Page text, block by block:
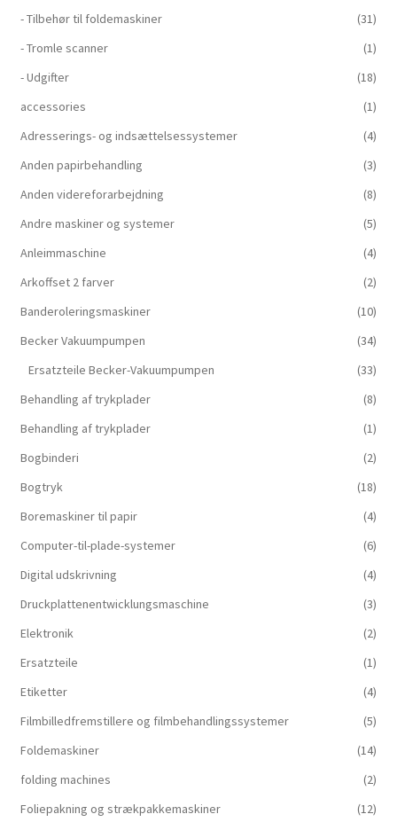
- Tilbehør til foldemaskiner
(31)
- Tromle scanner
(1)
- Udgifter
(18)
accessories
(1)
Adresserings- og indsættelsessystemer
(4)
Anden papirbehandling
(3)
Anden videreforarbejdning
(8)
Andre maskiner og systemer
(5)
Anleimmaschine
(4)
Arkoffset 2 farver
(2)
Banderoleringsmaskiner
(10)
Becker Vakuumpumpen
(34)
Ersatzteile Becker-Vakuumpumpen
(33)
Behandling af trykplader
(8)
Behandling af trykplader
(1)
Bogbinderi
(2)
Bogtryk
(18)
Boremaskiner til papir
(4)
Computer-til-plade-systemer
(6)
Digital udskrivning
(4)
Druckplattenentwicklungsmaschine
(3)
Elektronik
(2)
Ersatzteile
(1)
Etiketter
(4)
Filmbilledfremstillere og filmbehandlingssystemer
(5)
Foldemaskiner
(14)
folding machines
(2)
Foliepakning og strækpakkemaskiner
(12)